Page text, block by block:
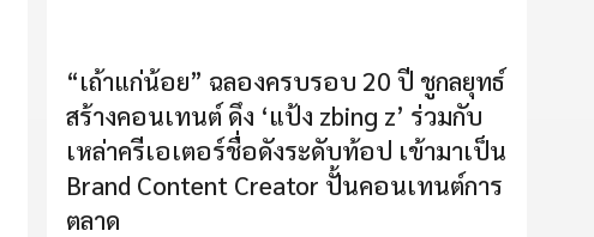
“เถ้าแก่น้อย” ฉลองครบรอบ 20 ปี ชูกลยุทธ์
สร้างคอนเทนต์ ดึง ‘แป้ง zbing z’ ร่วมกับ
เหล่าครีเอเตอร์ชื่อดังระดับท้อป เข้ามาเป็น
Brand Content Creator ปั้นคอนเทนต์การ
ตลาด